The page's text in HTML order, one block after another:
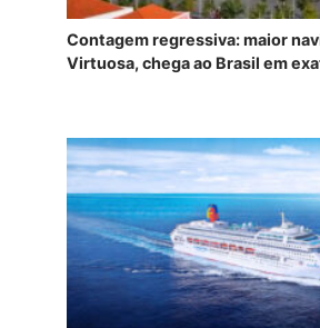
Contagem regressiva: maior
Virtuosa, chega ao Brasil em